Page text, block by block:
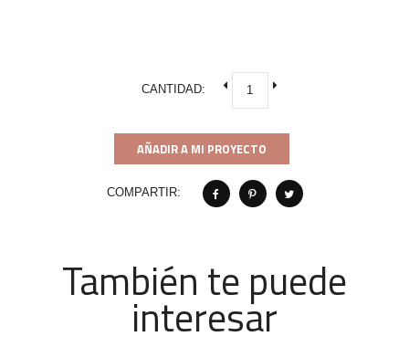
CANTIDAD:
AÑADIR A MI PROYECTO
COMPARTIR:
También te puede
interesar